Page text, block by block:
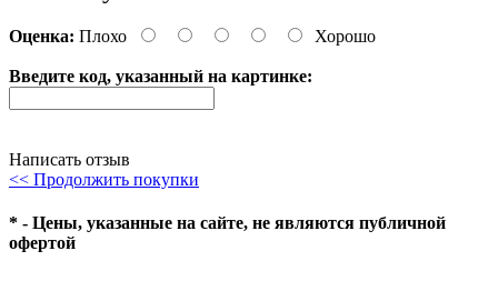
Оценка: Плохо Хорошо
Введите код, указанный на картинке:
Написать отзыв
<< Продолжить покупки
* - Цены, указанные на сайте, не являются публичной
офертой